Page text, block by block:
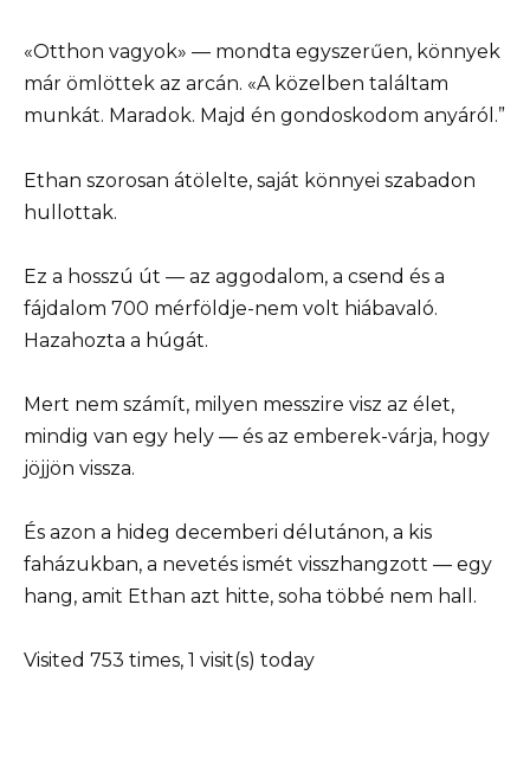
«Otthon vagyok» — mondta egyszerűen, könnyek
már ömlöttek az arcán. «A közelben találtam
munkát. Maradok. Majd én gondoskodom anyáról.”
Ethan szorosan átölelte, saját könnyei szabadon
hullottak.
Ez a hosszú út — az aggodalom, a csend és a
fájdalom 700 mérföldje-nem volt hiábavaló.
Hazahozta a húgát.
Mert nem számít, milyen messzire visz az élet,
mindig van egy hely — és az emberek-várja, hogy
jöjjön vissza.
És azon a hideg decemberi délutánon, a kis
faházukban, a nevetés ismét visszhangzott — egy
hang, amit Ethan azt hitte, soha többé nem hall.
Visited 753 times, 1 visit(s) today